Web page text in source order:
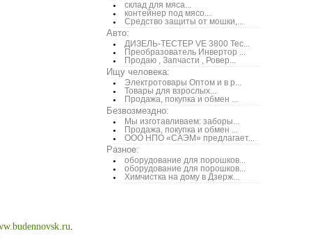
склад для мяса...
контейнер под мясо...
Средство защиты от мошки,...
Авто:
ДИЗЕЛЬ-ТЕСТЕР VE 3800 Тес...
Преобразователь Инвертор ...
Продаю , Запчасти , Ровер...
Ищу человека:
Электротовары Оптом и в р...
Товары для взрослых...
Продажа, покупка и обмен ...
Безвозмездно:
Мы изготавливаем: заборы...
Продажа, покупка и обмен ...
ООО НПО «САЭМ» предлагает...
Разное:
оборудование для порошков...
оборудование для порошков...
Химчистка на дому в Дзерж...